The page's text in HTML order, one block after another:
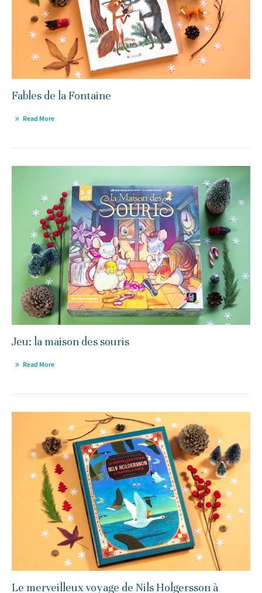
Fables de la Fontaine
Read More
Jeu: la maison des souris
Read More
Le merveilleux voyage de Nils Holgersson à